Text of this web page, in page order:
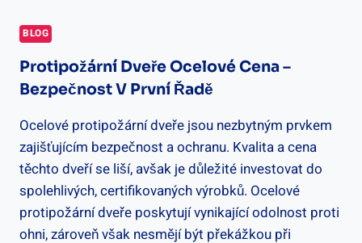
BLOG
Protipožární Dveře Ocelové Cena –
Bezpečnost V První Řadě
Ocelové protipožární dveře jsou nezbytným prvkem
zajišťujícím bezpečnost a ochranu. Kvalita a cena
těchto dveří se liší, avšak je důležité investovat do
spolehlivých, certifikovaných výrobků. Ocelové
protipožární dveře poskytují vynikající odolnost proti
ohni, zároveň však nesmějí být překážkou při